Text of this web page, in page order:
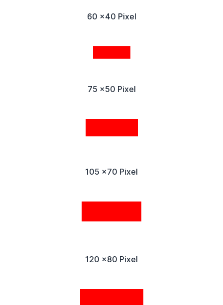
60 x40 Pixel
75 x50 Pixel
105 x70 Pixel
120 x80 Pixel